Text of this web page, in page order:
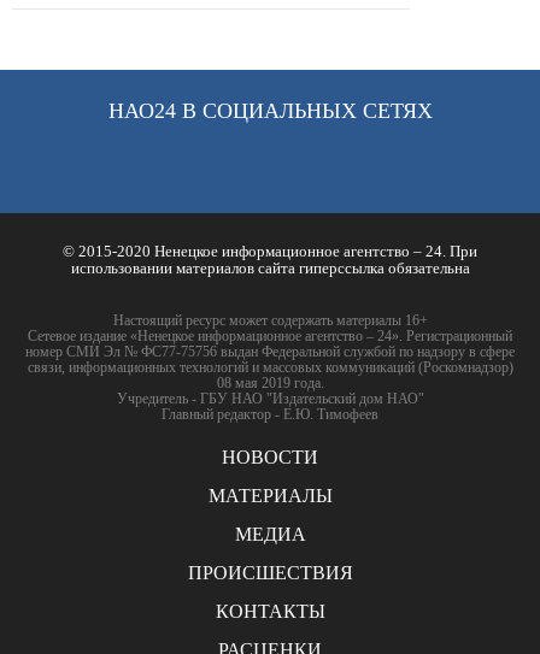
НАО24 В СОЦИАЛЬНЫХ СЕТЯХ
© 2015-2020 Ненецкое информационное агентство – 24. При
использовании материалов сайта гиперссылка обязательна
Настоящий ресурс может содержать материалы 16+
Сетевое издание «Ненецкое информационное агентство – 24». Регистрационный
номер СМИ Эл № ФС77-75756 выдан Федеральной службой по надзору в сфере
связи, информационных технологий и массовых коммуникаций (Роскомнадзор)
08 мая 2019 года.
Учредитель - ГБУ НАО "Издательский дом НАО"
Главный редактор - Е.Ю. Тимофеев
НОВОСТИ
МАТЕРИАЛЫ
МЕДИА
ПРОИСШЕСТВИЯ
КОНТАКТЫ
РАСЦЕНКИ